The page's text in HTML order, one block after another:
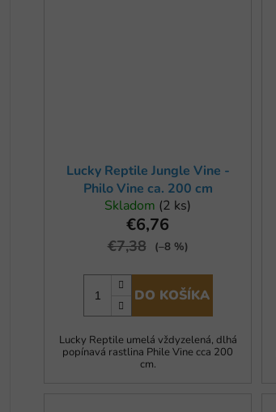
Lucky Reptile Jungle Vine -
Philo Vine ca. 200 cm
Skladom (2 ks)
€6,76
€7,38 (–8 %)
DO KOŠÍKA
Lucky Reptile umelá vždyzelená, dlhá
popínavá rastlina Phile Vine cca 200
cm.